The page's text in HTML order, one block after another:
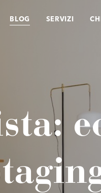
BLOG SERVIZI